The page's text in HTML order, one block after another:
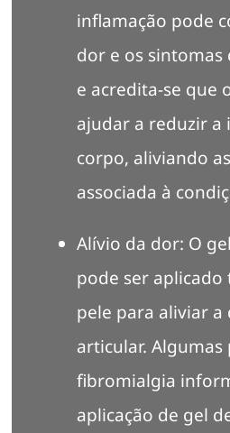
inflamação pode
dor e os
e acredita-se que
ajudar a reduzir a
corpo, aliviando
associada à
Alívio da dor: O
pode ser
pele para aliviar a
articular. Algumas
fibromialgia
aplicação de gel